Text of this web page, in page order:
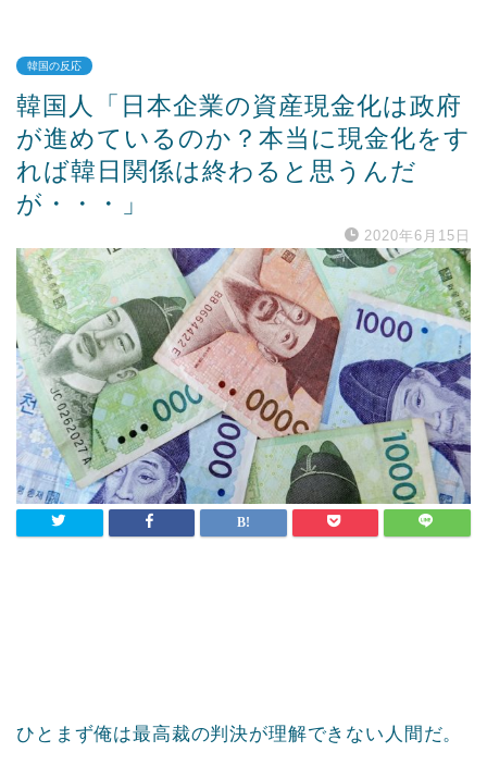
Powered by livedoor 相互RSS
韓国の反応
韓国人「日本企業の資産現金化は政府
が進めているのか？本当に現金化をす
れば韓日関係は終わると思うんだ
が・・・」
2020年6月15日
ひとまず俺は最高裁の判決が理解できない人間だ。